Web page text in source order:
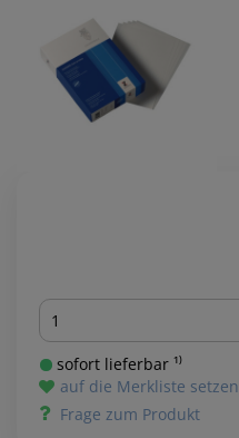
Menge
sofort lieferbar ¹⁾
auf die Merkliste setzen
Frage zum Produkt